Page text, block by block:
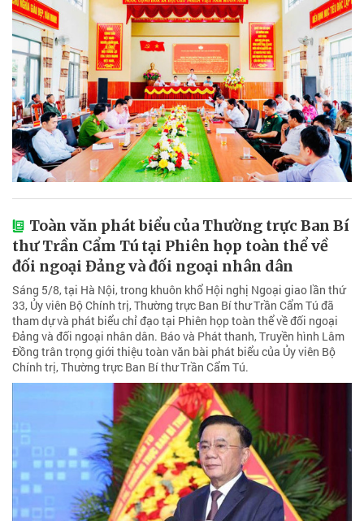
Toàn văn phát biểu của Thường trực Ban Bí
thư Trần Cẩm Tú tại Phiên họp toàn thể về
đối ngoại Đảng và đối ngoại nhân dân
Sáng 5/8, tại Hà Nội, trong khuôn khổ Hội nghị Ngoại giao lần thứ
33, Ủy viên Bộ Chính trị, Thường trực Ban Bí thư Trần Cẩm Tú đã
tham dự và phát biểu chỉ đạo tại Phiên họp toàn thể về đối ngoại
Đảng và đối ngoại nhân dân. Báo và Phát thanh, Truyền hình Lâm
Đồng trân trọng giới thiệu toàn văn bài phát biểu của Ủy viên Bộ
Chính trị, Thường trực Ban Bí thư Trần Cẩm Tú.